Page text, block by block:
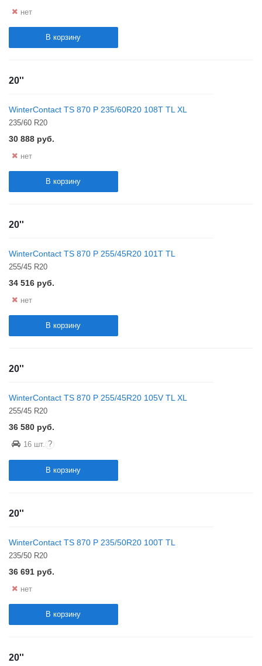
нет
В корзину
20''
WinterContact TS 870 P 235/60R20 108T TL XL
235/60 R20
30 888 руб.
нет
В корзину
20''
WinterContact TS 870 P 255/45R20 101T TL
255/45 R20
34 516 руб.
нет
В корзину
20''
WinterContact TS 870 P 255/45R20 105V TL XL
255/45 R20
36 580 руб.
16 шт. ?
В корзину
20''
WinterContact TS 870 P 235/50R20 100T TL
235/50 R20
36 691 руб.
нет
В корзину
20''